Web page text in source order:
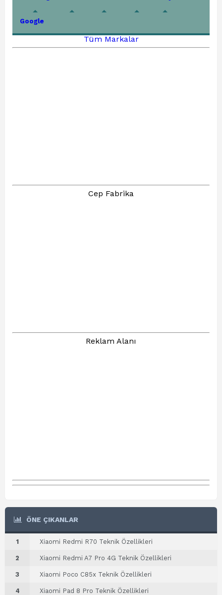
Google
Tüm Markalar
Cep Fabrika
Reklam Alanı
ÖNE ÇIKANLAR
1 Xiaomi Redmi R70 Teknik Özellikleri
2 Xiaomi Redmi A7 Pro 4G Teknik Özellikleri
3 Xiaomi Poco C85x Teknik Özellikleri
4 Xiaomi Pad 8 Pro Teknik Özellikleri